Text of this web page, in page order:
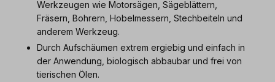
Werkzeugen wie Motorsägen, Sägeblättern,
Fräsern, Bohrern, Hobelmessern, Stechbeiteln und
anderem Werkzeug.
Durch Aufschäumen extrem ergiebig und einfach in
der Anwendung, biologisch abbaubar und frei von
tierischen Ölen.